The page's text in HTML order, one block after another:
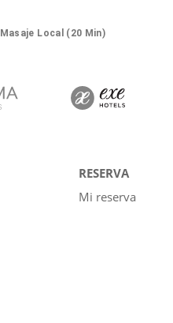
Masaje Local (20 Min)
RESERVA
Mi reserva